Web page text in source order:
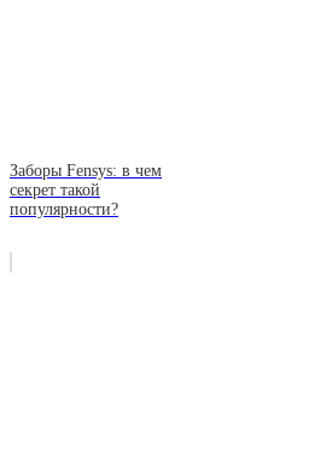
Заборы Fensys: в чем
секрет такой
популярности?